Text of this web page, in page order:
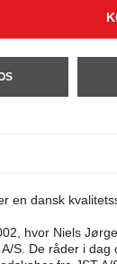
en dansk
hvor Niels
S. De råder i